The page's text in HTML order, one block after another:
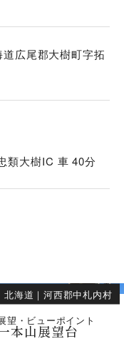
広尾郡大樹町字拓
類大樹IC 車 40分
北海道 ｜河西郡中札内村
望・ビューポイント
本山展望台